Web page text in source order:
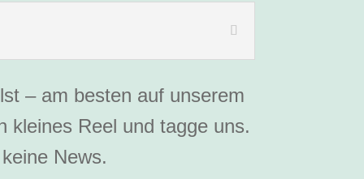
– am besten auf unserem
kleines Reel und tagge uns.
News.